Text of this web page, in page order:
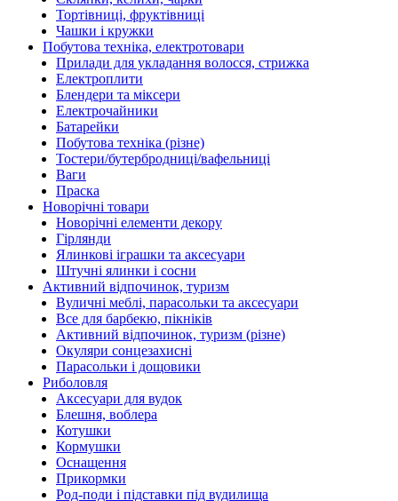
Тортівниці, фруктівниці
Чашки і кружки
Побутова техніка, електротовари
Прилади для укладання волосся, стрижка
Електроплити
Блендери та міксери
Електрочайники
Батарейки
Побутова техніка (різне)
Тостери/бутербродниці/вафельниці
Ваги
Праска
Новорічні товари
Новорічні елементи декору
Гірлянди
Ялинкові іграшки та аксесуари
Штучні ялинки і сосни
Активний відпочинок, туризм
Вуличні меблі, парасольки та аксесуари
Все для барбекю, пікніків
Активний відпочинок, туризм (різне)
Окуляри сонцезахисні
Парасольки і дощовики
Риболовля
Аксесуари для вудок
Блешня, воблера
Котушки
Кормушки
Оснащення
Прикормки
Род-поди і підставки під вудилища